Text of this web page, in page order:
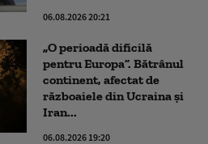
06.08.2026 20:21
„O perioadă dificilă
pentru Europa”. Bătrânul
continent, afectat de
războaiele din Ucraina și
Iran...
06.08.2026 19:20